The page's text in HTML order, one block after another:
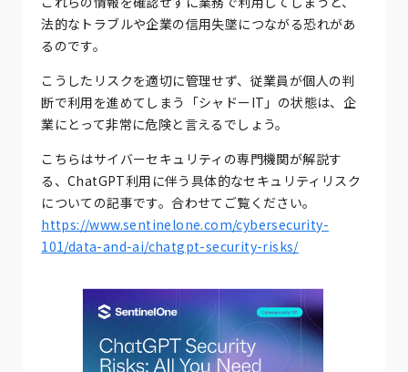
法的なトラブルや企業の信用失墜につながる恐れがあ
るのです。
こうしたリスクを適切に管理せず、従業員が個人の判
断で利用を進めてしまう「シャドーIT」の状態は、企
業にとって非常に危険と言えるでしょう。
こちらはサイバーセキュリティの専門機関が解説す
る、ChatGPT利用に伴う具体的なセキュリティリスク
についての記事です。合わせてご覧ください。
https://www.sentinelone.com/cybersecurity-
101/data-and-ai/chatgpt-security-risks/